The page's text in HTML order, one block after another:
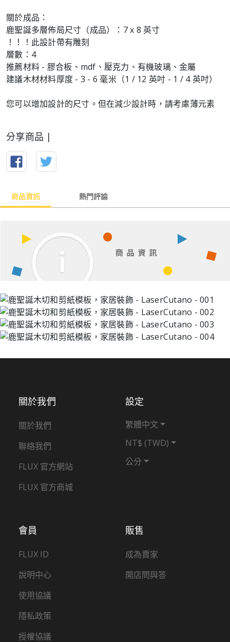
關於成品：
鹿聖誕多層佈局尺寸（成品）：7 x 8 英寸
！！！此設計帶有雕刻
層數：4
推薦材料 - 膠合板、mdf、壓克力、有機玻璃、金屬
建議木材材料厚度 - 3 - 6 毫米（1 / 12 英吋 - 1 / 4 英吋）
您可以增加設計的尺寸。但在減少設計時，請考慮薄元素
分享商品 |
商品資訊 熱門評論
販售
成為賣家
開店問與答
會員
FLUX ID
說明中心
使用協議
隱私政策
授權協議
關於我們
關於我們
聯絡我們
FLUX 官方網站
FLUX 官方商城
設定
繁體中文
NT$ (TWD)
公分